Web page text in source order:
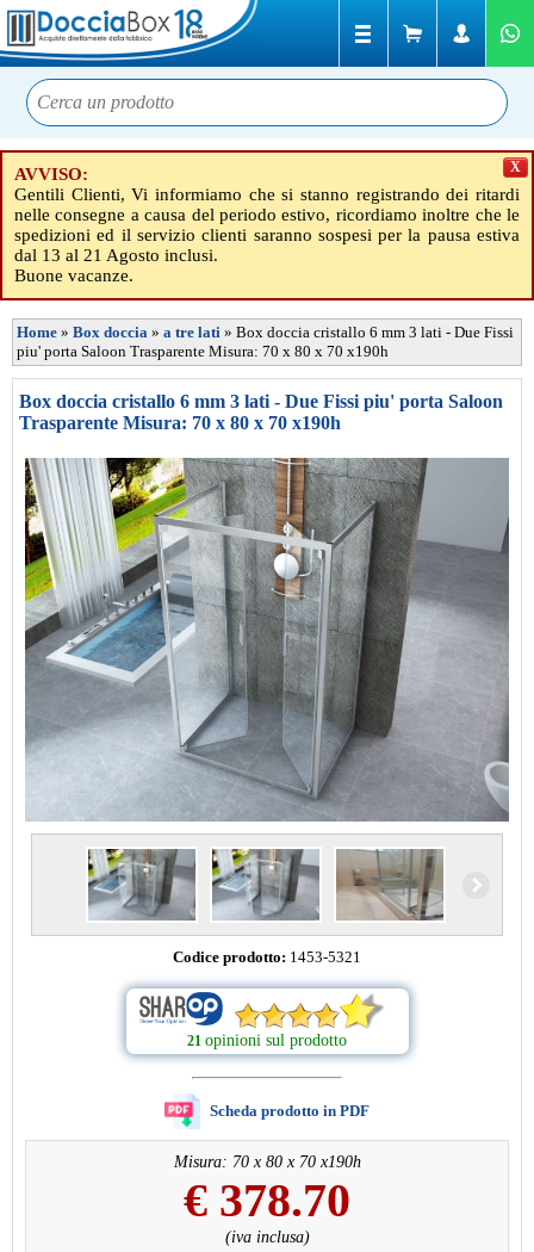
AVVISO:
Gentili Clienti, Vi informiamo che si stanno registrando dei ritardi
nelle consegne a causa del periodo estivo, ricordiamo inoltre che le
spedizioni ed il servizio clienti saranno sospesi per la pausa estiva
dal 13 al 21 Agosto inclusi.
Buone vacanze.
X
Home » Box doccia » a tre lati » Box doccia cristallo 6 mm 3 lati - Due Fissi
piu' porta Saloon Trasparente Misura: 70 x 80 x 70 x190h
Box doccia cristallo 6 mm 3 lati - Due Fissi piu' porta Saloon
Trasparente Misura: 70 x 80 x 70 x190h
Codice prodotto: 1453-5321
21 opinioni sul prodotto
Scheda prodotto in PDF
Misura: 70 x 80 x 70 x190h
€ 378.70
(iva inclusa)